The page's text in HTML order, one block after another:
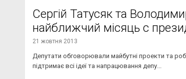
Сергій Татусяк та
найближчий місяць с
21 жовтня 2013
Депутати обговорювали майбутні проекти та
підтримає всі ідеї та напрацювання депу...